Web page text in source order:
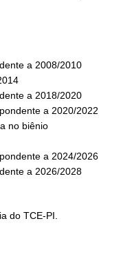
a 2008/2010
a 2018/2020
a 2020/2022
no biênio
a 2024/2026
a 2026/2028
do TCE-PI.